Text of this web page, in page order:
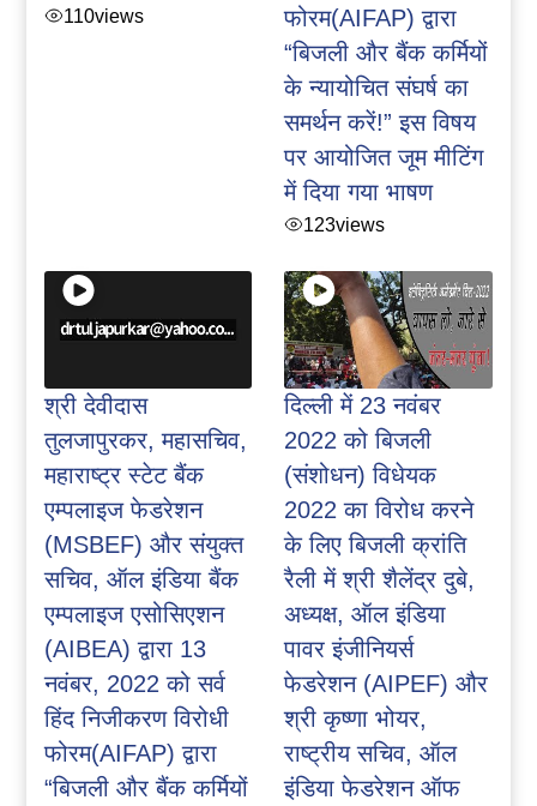
110views
फोरम(AIFAP) द्वारा
“बिजली और बैंक कर्मियों
के न्यायोचित संघर्ष का
समर्थन करें!” इस विषय
पर आयोजित जूम मीटिंग
में दिया गया भाषण
123views
श्री देवीदास
तुलजापुरकर, महासचिव,
महाराष्ट्र स्टेट बैंक
एम्पलाइज फेडरेशन
(MSBEF) और संयुक्त
सचिव, ऑल इंडिया बैंक
एम्पलाइज एसोसिएशन
(AIBEA) द्वारा 13
नवंबर, 2022 को सर्व
हिंद निजीकरण विरोधी
फोरम(AIFAP) द्वारा
“बिजली और बैंक कर्मियों
दिल्ली में 23 नवंबर
2022 को बिजली
(संशोधन) विधेयक
2022 का विरोध करने
के लिए बिजली क्रांति
रैली में श्री शैलेंद्र दुबे,
अध्यक्ष, ऑल इंडिया
पावर इंजीनियर्स
फेडरेशन (AIPEF) और
श्री कृष्णा भोयर,
राष्ट्रीय सचिव, ऑल
इंडिया फेडरेशन ऑफ